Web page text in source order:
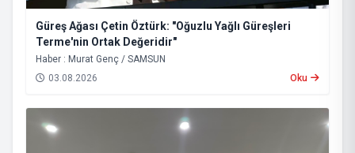
Güreş Ağası Çetin Öztürk: "Oğuzlu Yağlı Güreşleri
Terme'nin Ortak Değeridir"
Haber : Murat Genç / SAMSUN
03.08.2026
Oku